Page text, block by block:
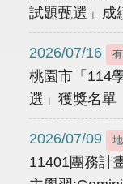
試題甄選」成
2026/07/16
桃園市「114
選」獲獎名單
2026/07/09
11401團務計